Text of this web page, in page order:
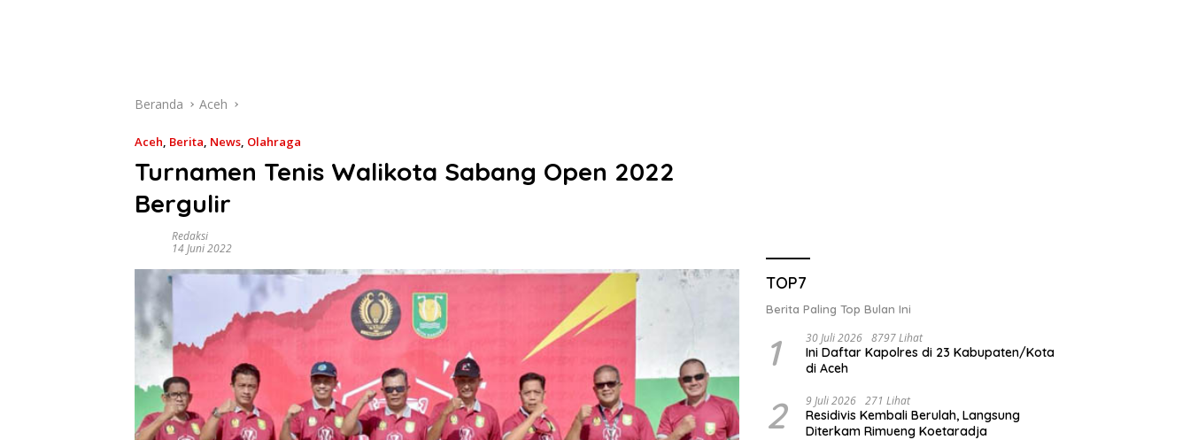
Beranda Aceh
Aceh, Berita, News, Olahraga
Turnamen Tenis Walikota Sabang Open 2022
Bergulir
Redaksi
14 Juni 2022
TOP7
Berita Paling Top Bulan Ini
1 30 Juli 2026 8797 Lihat
Ini Daftar Kapolres di 23 Kabupaten/Kota
di Aceh
2 9 Juli 2026 271 Lihat
Residivis Kembali Berulah, Langsung
Diterkam Rimueng Koetaradja